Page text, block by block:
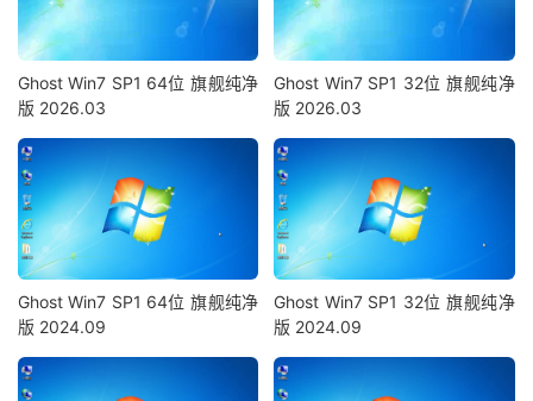
Ghost Win7 SP1 64位 旗舰纯净
版 2026.03
Ghost Win7 SP1 32位 旗舰纯净
版 2026.03
Ghost Win7 SP1 64位 旗舰纯净
版 2024.09
Ghost Win7 SP1 32位 旗舰纯净
版 2024.09